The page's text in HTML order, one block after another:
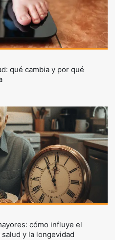
qué cambia y por qué
cómo influye el
y la longevidad